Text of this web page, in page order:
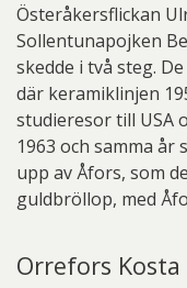
Österåkersflickan
Sollentunapojken
skedde i två steg.
där keramiklinjen
studieresor till USA
1963 och samma
upp av Åfors, som
guldbröllop, med
Orrefors Kosta